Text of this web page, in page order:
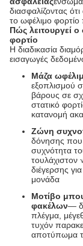
διασφαλίζοντας
το ωφέλιμο φορτίο
Πώς λειτουργεί
φορτίο
Η διαδικασία
εισαγωγές
Μάζα
εξοπλισμού
βάρους σε
στατικό
κατανομή
Ζώνη
δόνησης που
συχνότητα
διέγερσης
μονάδα
Μοτίβο
φακέλων—
πλέγμα,
τυχόν
αποτύπωμα